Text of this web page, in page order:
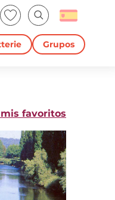
Voir les favoris
Buscar
Grupos
favoritos